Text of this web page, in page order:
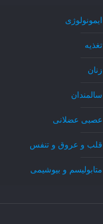
ایمونولوژی
تغذیه
زنان
سالمندان
عصبی عضلانی
قلب و عروق و تنفس
متابولیسم و بیوشیمی